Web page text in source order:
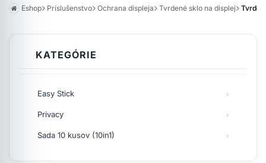
Eshop Príslušenstvo Ochrana displeja Tvrdené sklo na displej
KATEGÓRIE
Easy Stick
Privacy
Sada 10 kusov (10in1)